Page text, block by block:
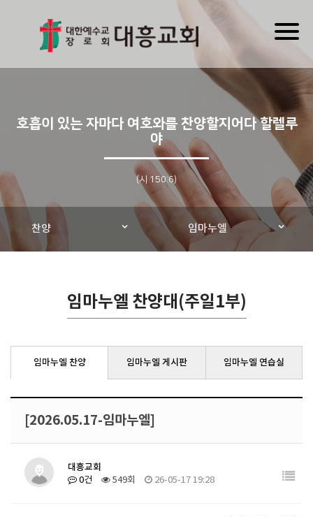
호흡이 있는 자마다 여호와를 찬양할지어다 할렐루
야
(시 150:6)
찬양 임마누엘
임마누엘 찬양대(주일1부)
임마누엘 찬양 임마누엘 게시판 임마누엘 연습실
[2026.05.17-임마누엘]
대흥교회
0건 549회 26-05-17 19:28